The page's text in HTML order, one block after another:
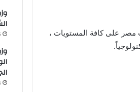
مصر على كافة المستويات ،